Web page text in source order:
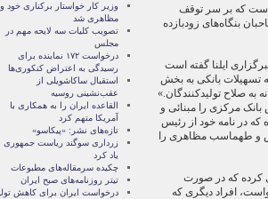
است که بر سر توقف
بنگاه‌های زود‌بازده
ایلنا گفته است
تسهیلات بانکی به بخش
به صلاح تولیدکنندگان.»
مرکزی را مبنائی و
که در نامه خود از رئیس
و طهماسب مظاهری را
کرده که در صورت
افراد دیگری که
وزیر کار خواستار برکناری خود و
مظاهری شد
تصویب کلیات سه لایحه مهم در
مجلس
درخواست ۱۷۲ نماینده برای
رسیدگی به اعتراض کنکوری‌ها
استقبال ساکاشویلی از
عقب‌نشینی روسیه
القاعده ایران را به همکاری با
آمریکا متهم کرد
تازه‌های نشر: «پیکاسو»
زرداری سوگند ریاست جمهوری
یاد کرد
چکیده سرمقاله‌های مطبوعات
تیتر روزنامه‌های صبح ایران
درخواست ایران برای کاهش